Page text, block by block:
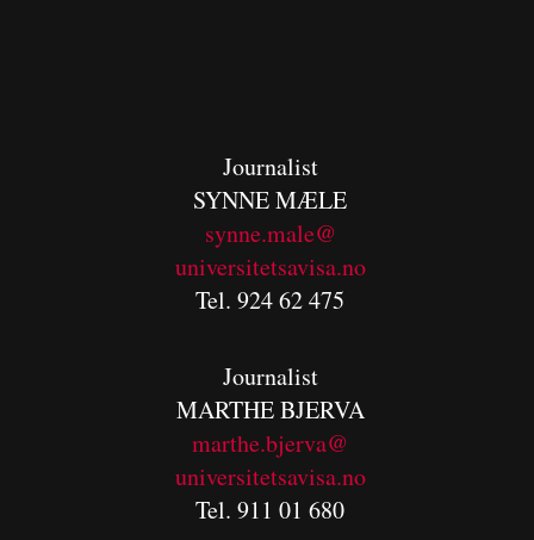
Journalist
SYNNE MÆLE
synne.male@
universitetsavisa.no
Tel. 924 62 475
Journalist
MARTHE BJERVA
marthe.bjerva@
universitetsavisa.no
Tel. 911 01 680